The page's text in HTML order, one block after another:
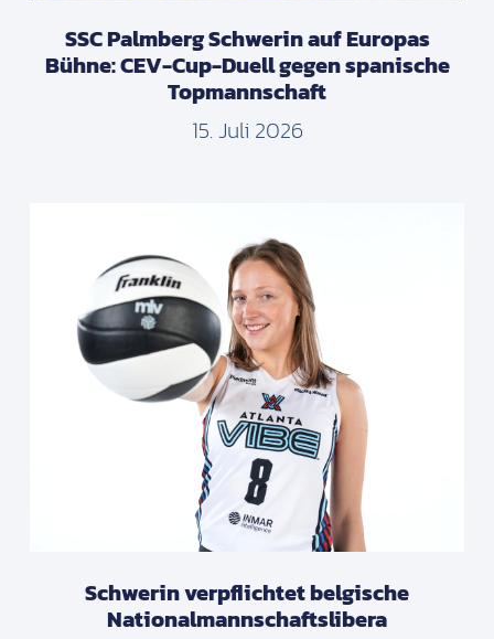
SSC Palmberg Schwerin auf Europas
Bühne: CEV-Cup-Duell gegen spanische
Topmannschaft
15. Juli 2026
Schwerin verpflichtet belgische
Nationalmannschaftslibera